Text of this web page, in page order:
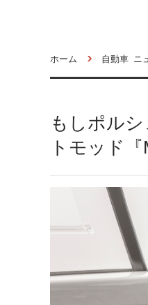
ホーム 自動車 ニ
もしポル
トモッド